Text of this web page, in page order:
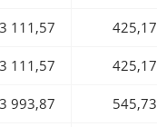
3 111,57 425,17
3 111,57 425,17
3 993,87 545,73